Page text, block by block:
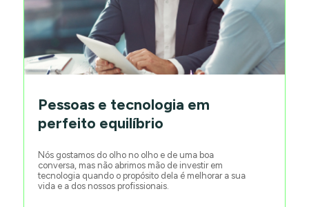
Pessoas e tecnologia em
perfeito equilíbrio
Nós gostamos do olho no olho e de uma boa
conversa, mas não abrimos mão de investir em
tecnologia quando o propósito dela é melhorar a sua
vida e a dos nossos profissionais.